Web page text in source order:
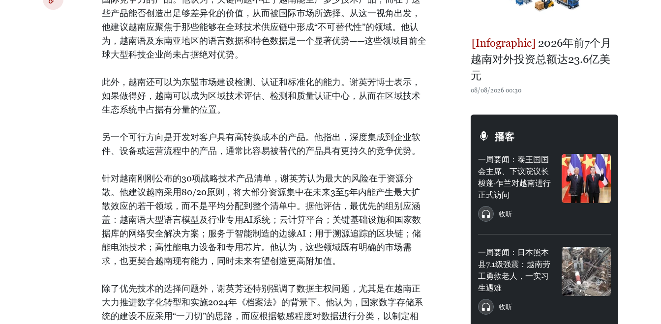
些产品能否创造出足够差异化的价值，从而被国际市场所选择。从这一视角出发，
他建议越南应聚焦于那些能够在全球技术供应链中形成“不可替代性”的领域。他认
为，越南语及东南亚地区的语言数据和特色数据是一个显著优势——这些领域目前全
球大型科技企业尚未占据绝对优势。
此外，越南还可以为东盟市场建设检测、认证和标准化的能力。谢英芳博士表示，
如果做得好，越南可以成为区域技术评估、检测和质量认证中心，从而在区域技术
生态系统中占据有分量的位置。
另一个可行方向是开发对客户具有高转换成本的产品。他指出，深度集成到企业软
件、设备或运营流程中的产品，通常比容易被替代的产品具有更持久的竞争优势。
针对越南刚刚公布的30项战略技术产品清单，谢英芳认为最大的风险在于资源分
散。他建议越南采用80/20原则，将大部分资源集中在未来3至5年内能产生最大扩
散效应的若干领域，而不是平均分配到整个清单中。据他评估，最优先的组别应涵
盖：越南语大型语言模型及行业专用AI系统；云计算平台；关键基础设施和国家数
据库的网络安全解决方案；服务于智能制造的边缘AI；用于溯源追踪的区块链；储
能电池技术；高性能电力设备和专用芯片。他认为，这些领域既有明确的市场需
求，也更契合越南现有能力，同时未来有望创造更高附加值。
除了优先技术的选择问题外，谢英芳还特别强调了数据主权问题，尤其是在越南正
大力推进数字化转型和实施2024年《档案法》的背景下。他认为，国家数字存储系
统的建设不应采用“一刀切”的思路，而应根据敏感程度对数据进行分类，以制定相
2026年前7个月
越南对外投资总额达23.6亿美
元
08/08/2026 00:30
播客
一周要闻：泰王国国
会主席、下议院议长
梭蓬·乍兰对越南进行
正式访问
收听
一周要闻：日本熊本
县7.1级强震：越南劳
工勇救老人，一实习
生遇难
收听